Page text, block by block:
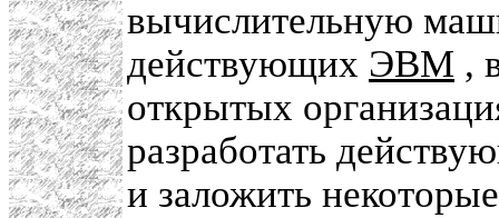
вычислительную
действующих ЭВМ ,
открытых
разработать
и заложить